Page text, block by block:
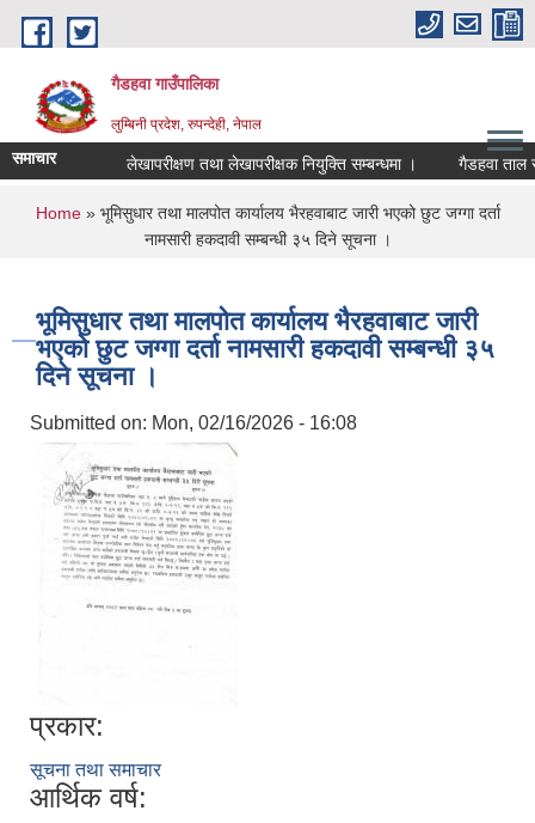
Skip to main content
गैडहवा गाउँपालिका
लुम्बिनी प्रदेश, रुपन्देही, नेपाल
समाचार लेखापरीक्षण तथा लेखापरीक्षक नियुक्ति सम्बन्धमा । गैडहवा ताल
You are here
Home» भूमिसुधार तथा मालपोत कार्यालय भैरहवाबाट जारी भएको छुट जग्गा दर्ता
नामसारी हकदावी सम्बन्धी ३५ दिने सूचना ।
भूमिसुधार तथा मालपोत कार्यालय भैरहवाबाट जारी
भएको छुट जग्गा दर्ता नामसारी हकदावी सम्बन्धी ३५
दिने सूचना ।
Submitted on: Mon, 02/16/2026 - 16:08
प्रकार:
सूचना तथा समाचार
आर्थिक वर्ष: